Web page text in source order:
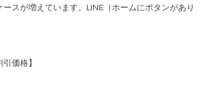
ースが増えています。LINE（ホームにボタンがあり
価格】